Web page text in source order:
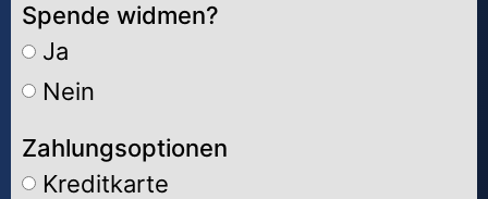
Spende widmen?
Ja
Nein
Zahlungsoptionen
Kreditkarte